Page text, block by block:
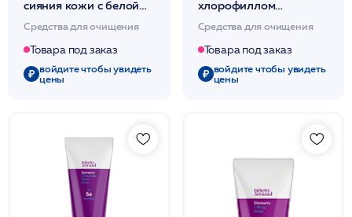
сияния кожи с белой
глиной для
проблемной кожи
50мл /JA
Средства для очищения
Товара под заказ
войдите чтобы увидеть
цены
хлорофиллом
очищающая и
подсушивающая 50мл
/JA
Средства для очищения
Товара под заказ
войдите чтобы увидеть
цены